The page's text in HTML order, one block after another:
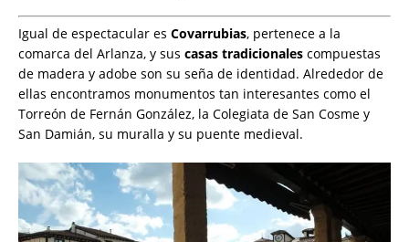
Igual de espectacular es Covarrubias, pertenece a la
comarca del Arlanza, y sus casas tradicionales compuestas
de madera y adobe son su seña de identidad. Alrededor de
ellas encontramos monumentos tan interesantes como el
Torreón de Fernán González, la Colegiata de San Cosme y
San Damián, su muralla y su puente medieval.